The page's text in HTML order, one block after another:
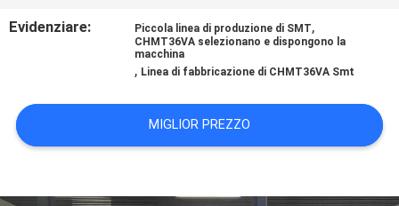
ON
MAPPA
DEL
Evidenziare: Piccola linea di produzione di SMT,
CHMT36VA selezionano e dispongono la
macchina
, Linea di fabbricazione di CHMT36VA Smt
MIGLIOR PREZZO